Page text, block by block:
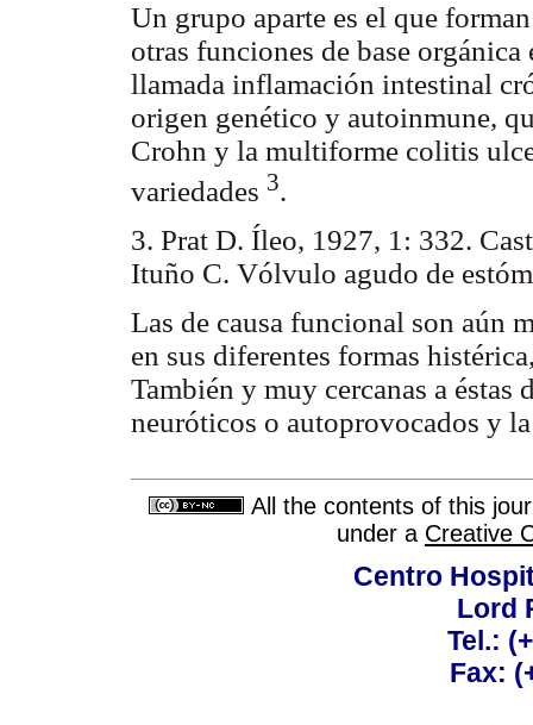
Un grupo aparte es el que
otras funciones de base
llamada inflamación intestinal
origen genético y autoinmune,
Crohn y la multiforme colitis
variedades 3.
3. Prat D. Íleo, 1927, 1: 332.
Ituño C. Vólvulo agudo de
Las de causa funcional son aún
en sus diferentes formas
También y muy cercanas a
neuróticos o autoprovocados y
All the contents of this
under a Creative
Centro
Lord
Tel.:
Fax: